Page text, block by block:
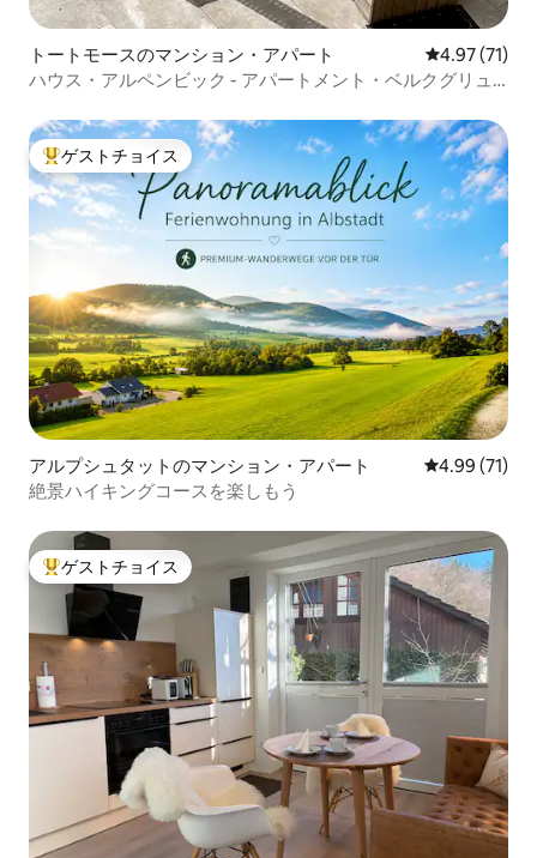
トートモースのマンション・アパート レビュー71
4.97 (71)
ハウス・アルペンビック - アパートメント・ベルクグリュ
大好評のゲストチョイスです。
ゲストチョイス
アルプシュタットのマンション・アパート レビュー71
4.99 (71)
絶景ハイキングコースを楽しもう
大好評のゲストチョイスです。
ゲストチョイス